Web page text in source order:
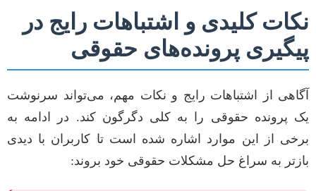
نکات کلیدی و اشتباهات رایج در
پیگیری پرونده‌های حقوقی
آگاهی از اشتباهات رایج و نکات مهم، می‌تواند سرنوشت
یک پرونده حقوقی را به کلی دگرگون کند. در ادامه به
برخی از این موارد اشاره شده است تا کاربران با دیدی
بازتر به سراغ حل مشکلات حقوقی خود بروند: